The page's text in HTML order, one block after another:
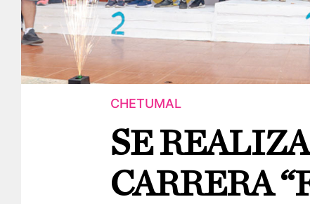
CHETUMAL
SE
CARRERA